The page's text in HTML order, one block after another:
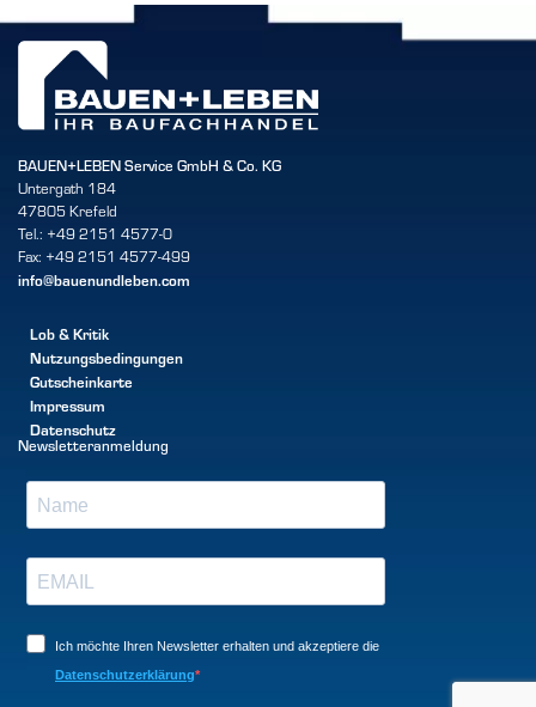
BAUEN+LEBEN Service GmbH & Co. KG
Untergath 184
47805 Krefeld
Tel.: +49 2151 4577-0
Fax: +49 2151 4577-499
info@bauenundleben.com
Lob & Kritik
Nutzungsbedingungen
Gutscheinkarte
Impressum
Datenschutz
Newsletteranmeldung
Ich möchte Ihren Newsletter erhalten und akzeptiere die
Datenschutzerklärung